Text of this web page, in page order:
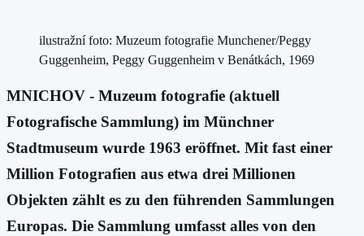
ilustražní foto: Muzeum fotografie Munchener/Peggy
Guggenheim, Peggy Guggenheim v Benátkách, 1969
MNICHOV - Muzeum fotografie (aktuell
Fotografische Sammlung) im Münchner
Stadtmuseum wurde 1963 eröffnet. Mit fast einer
Million Fotografien aus etwa drei Millionen
Objekten zählt es zu den führenden Sammlungen
Europas. Die Sammlung umfasst alles von den